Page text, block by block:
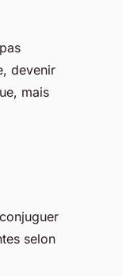
devenir
mais
selon